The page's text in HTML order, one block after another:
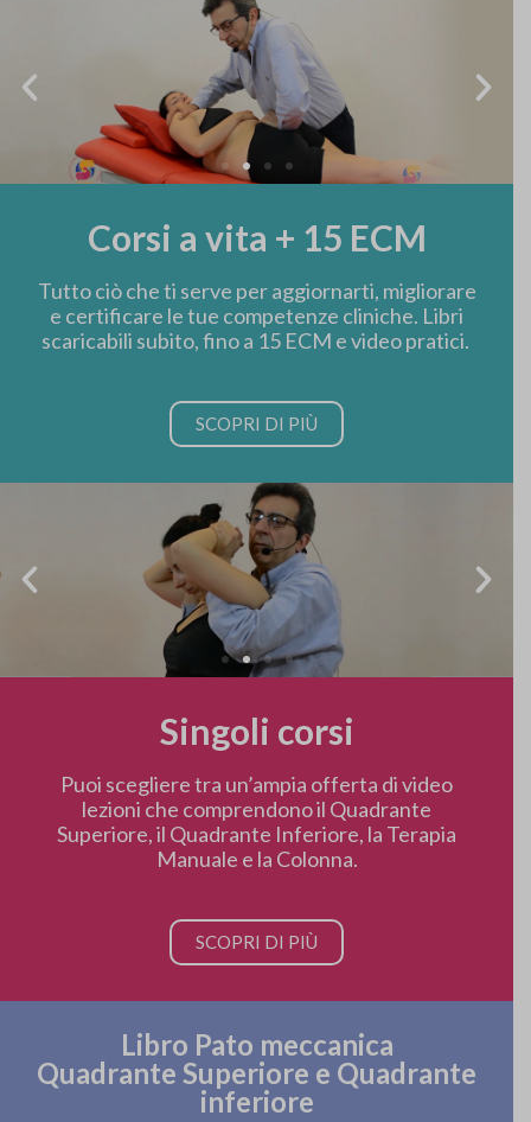
Corsi a vita + 15 ECM
Tutto ciò che ti serve per aggiornarti, migliorare
e certificare le tue competenze cliniche. Libri
scaricabili subito, fino a 15 ECM e video pratici.
SCOPRI DI PIÙ
Singoli corsi
Puoi scegliere tra un’ampia offerta di video
lezioni che comprendono il Quadrante
Superiore, il Quadrante Inferiore, la Terapia
Manuale e la Colonna.
SCOPRI DI PIÙ
Libro Pato meccanica
Quadrante Superiore e Quadrante
inferiore